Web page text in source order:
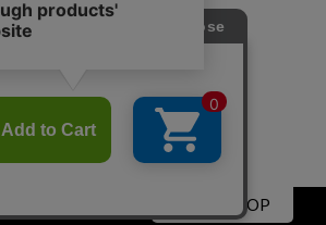
思い通りの商品が届きました❗ 171 60㌔ Sでベストサイズです。 説明に書いてある通りしっかりとした生地なので真夏はキツいかもしれません
すべてのレビューを見る
▲PAGE TOP